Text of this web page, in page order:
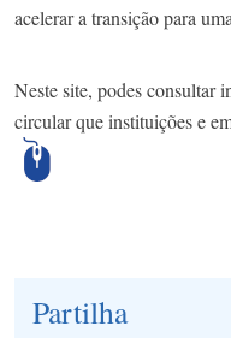
acelerar a transição para
Neste site, podes consultar
circular que instituições e
Partilha